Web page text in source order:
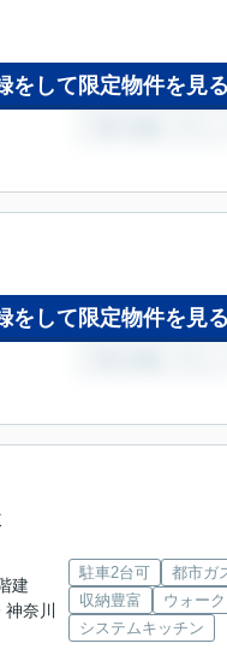
をして限定物件を見る
をして限定物件を見る
建
奈川
駐車2台可 都市ガ
収納豊富
ウォー
システムキッチン